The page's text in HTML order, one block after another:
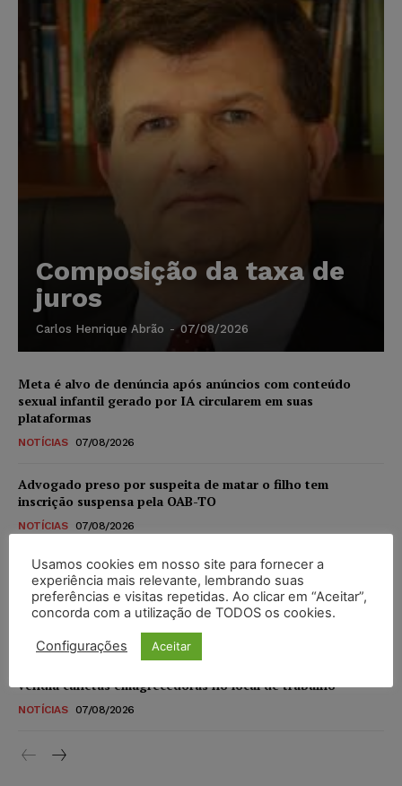
Composição da taxa de
juros
Carlos Henrique Abrão - 07/08/2026
Meta é alvo de denúncia após anúncios com conteúdo
sexual infantil gerado por IA circularem em suas
plataformas
NOTÍCIAS 07/08/2026
Advogado preso por suspeita de matar o filho tem
inscrição suspensa pela OAB-TO
NOTÍCIAS 07/08/2026
STF amplia isenção de IBS e CBS na compra de veículos
novos para pessoas com deficiência e autistas de todos os
níveis
vendia canetas emagrecedoras no local de trabalho
NOTÍCIAS 07/08/2026
Usamos cookies em nosso site para fornecer a
experiência mais relevante, lembrando suas
preferências e visitas repetidas. Ao clicar em “Aceitar”,
concorda com a utilização de TODOS os cookies.
Configurações Aceitar